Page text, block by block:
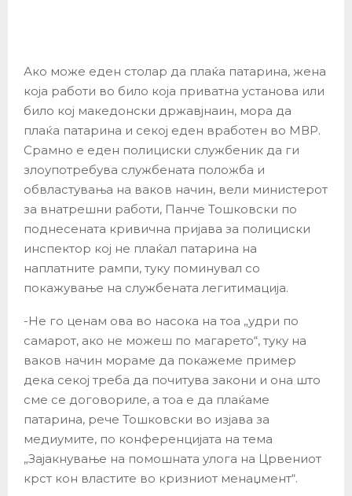
Ако може еден столар да плаќа патарина, жена
која работи во било која приватна установа или
било кој македонски државјнаин, мора да
плаќа патарина и секој еден вработен во МВР.
Срамно е еден полициски службеник да ги
злоупотребува службената положба и
обвластувања на ваков начин, вели министерот
за внатрешни работи, Панче Тошковски по
поднесената кривична пријава за полициски
инспектор кој не плаќал патарина на
наплатните рампи, туку поминувал со
покажување на службената легитимација.
-Не го ценам ова во насока на тоа „удри по
самарот, ако не можеш по магарето“, туку на
ваков начин мораме да покажеме пример
дека секој треба да почитува закони и она што
сме се договориле, а тоа е да плаќаме
патарина, рече Тошковски во изјава за
медиумите, по конференцијата на тема
„Зајакнување на помошната улога на Црвениот
крст кон властите во кризниот менаџмент“.